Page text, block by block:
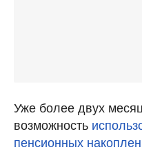
Уже более двух
возможность
пенсионных